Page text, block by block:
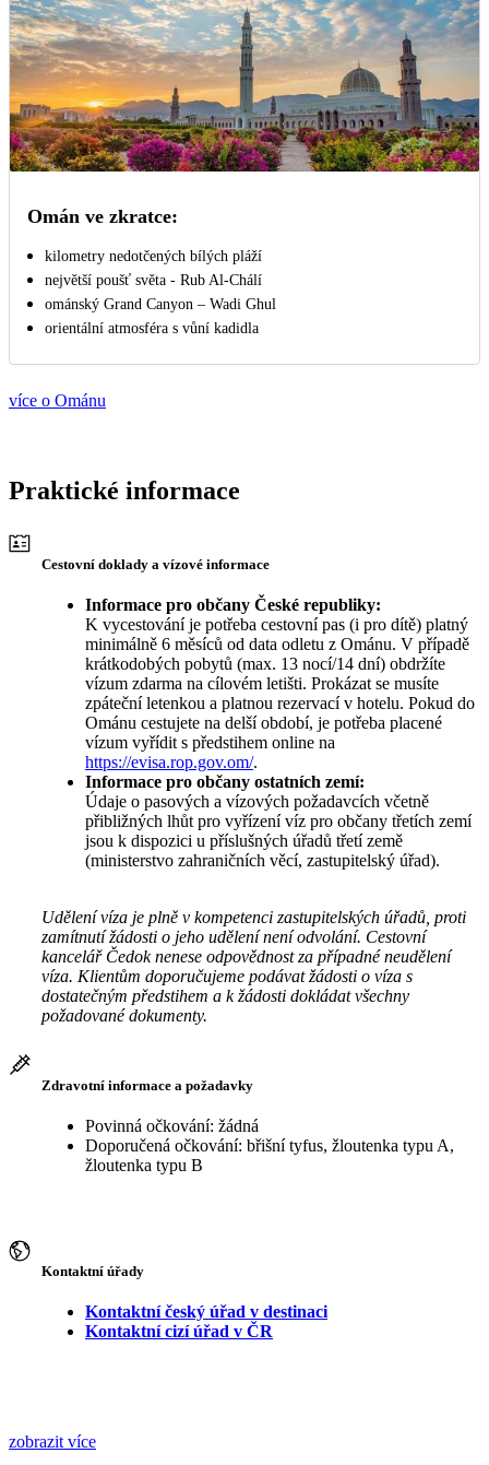
Omán ve zkratce:
kilometry nedotčených bílých pláží
největší poušť světa - Rub Al-Chálí
ománský Grand Canyon – Wadi Ghul
orientální atmosféra s vůní kadidla
více o Ománu
Praktické informace
Cestovní doklady a vízové informace
Informace pro občany České republiky:
K vycestování je potřeba cestovní pas (i pro dítě) platný
minimálně 6 měsíců od data odletu z Ománu. V případě
krátkodobých pobytů (max. 13 nocí/14 dní) obdržíte
vízum zdarma na cílovém letišti. Prokázat se musíte
zpáteční letenkou a platnou rezervací v hotelu. Pokud do
Ománu cestujete na delší období, je potřeba placené
vízum vyřídit s předstihem online na
https://evisa.rop.gov.om/.
Informace pro občany ostatních zemí:
Údaje o pasových a vízových požadavcích včetně
přibližných lhůt pro vyřízení víz pro občany třetích zemí
jsou k dispozici u příslušných úřadů třetí země
(ministerstvo zahraničních věcí, zastupitelský úřad).
Udělení víza je plně v kompetenci zastupitelských úřadů, proti
zamítnutí žádosti o jeho udělení není odvolání. Cestovní
kancelář Čedok nenese odpovědnost za případné neudělení
víza. Klientům doporučujeme podávat žádosti o víza s
dostatečným předstihem a k žádosti dokládat všechny
požadované dokumenty.
Zdravotní informace a požadavky
Povinná očkování: žádná
Doporučená očkování: břišní tyfus, žloutenka typu A,
žloutenka typu B
Kontaktní úřady
Kontaktní český úřad v destinaci
Kontaktní cizí úřad v ČR
zobrazit více